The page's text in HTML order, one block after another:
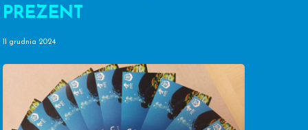
PREZENT
11 grudnia 2024